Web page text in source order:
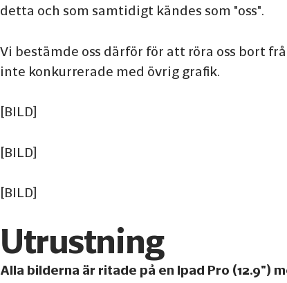
detta och som samtidigt kändes som "oss".
Vi bestämde oss därför för att röra oss bort
inte konkurrerade med övrig grafik.
[BILD]
[BILD]
[BILD]
Utrustning
Alla bilderna är ritade på en Ipad Pro (12.9")